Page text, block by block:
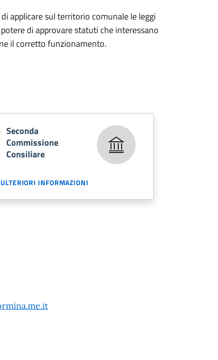
applicare sul territorio comunale le leggi
di approvare statuti che interessano
il corretto funzionamento.
Seconda
Commissione
Consiliare
ULTERIORI INFORMAZIONI